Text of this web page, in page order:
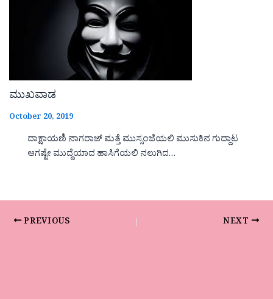
ಮುಖವಾಡ
October 20, 2019
ದಾಕ್ಷಾಯಣಿ ನಾಗರಾಜ್ ಮತ್ತೆ ಮುಸ್ಸಂಜೆಯಲಿ ಮುಸುಕಿನ ಗುದ್ದಾಟ
ಆಗಷ್ಟೇ ಮುದ್ದೆಯಾದ ಹಾಸಿಗೆಯಲಿ ನಲುಗಿದ…
PREVIOUS NEXT